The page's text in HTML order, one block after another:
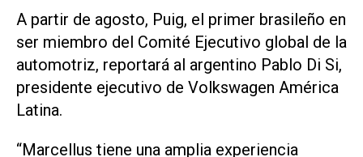
A partir de agosto, Puig, el primer brasileño en
ser miembro del Comité Ejecutivo global de la
automotriz, reportará al argentino Pablo Di Si,
presidente ejecutivo de Volkswagen América
Latina.
“Marcellus tiene una amplia experiencia